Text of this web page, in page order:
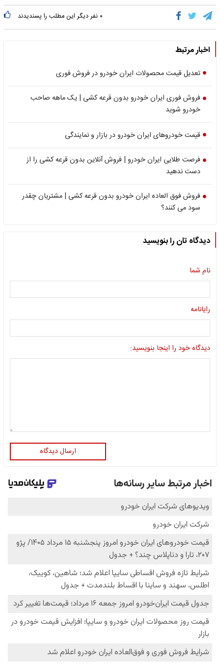
۰ نفر دیگر این مطلب را پسندیدند
اخبار مرتبط
تعدیل قیمت محصولات ایران خودرو در فروش فوری
فروش فوری ایران‌ خودرو بدون قرعه کشی | یک ماهه صاحب
خودرو شوید
قیمت خودرو‌های ایران خودرو در بازار و نمایندگی
فرصت طلایی ایران خودرو | فروش آنلاین بدون قرعه کشی را از
دست ندهید
فروش فوق العاده ایران خودرو بدون قرعه کشی | مشتریان چقدر
سود می کنند؟
دیدگاه تان را بنویسید
نام شما
رایانامه
دیدگاه خود را اینجا بنویسید:
ارسال دیدگاه